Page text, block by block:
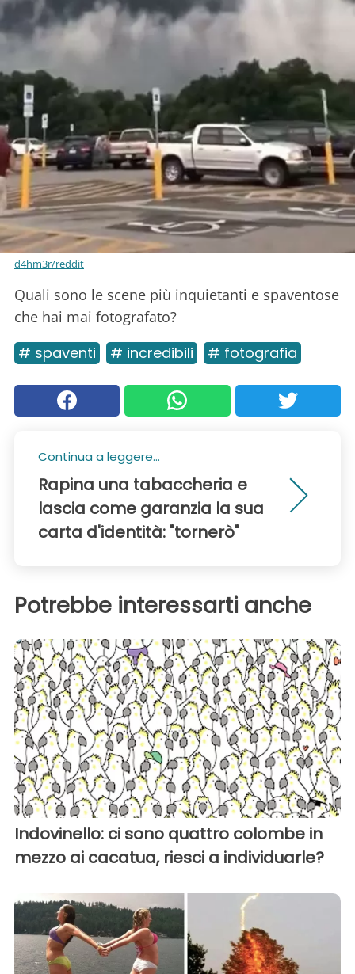
d4hm3r/reddit
Quali sono le scene più inquietanti e spaventose
che hai mai fotografato?
# spaventi # incredibili # fotografia
Continua a leggere...
Rapina una tabaccheria e
lascia come garanzia la sua
carta d'identità: "tornerò"
Potrebbe interessarti anche
Indovinello: ci sono quattro colombe in
mezzo ai cacatua, riesci a individuarle?